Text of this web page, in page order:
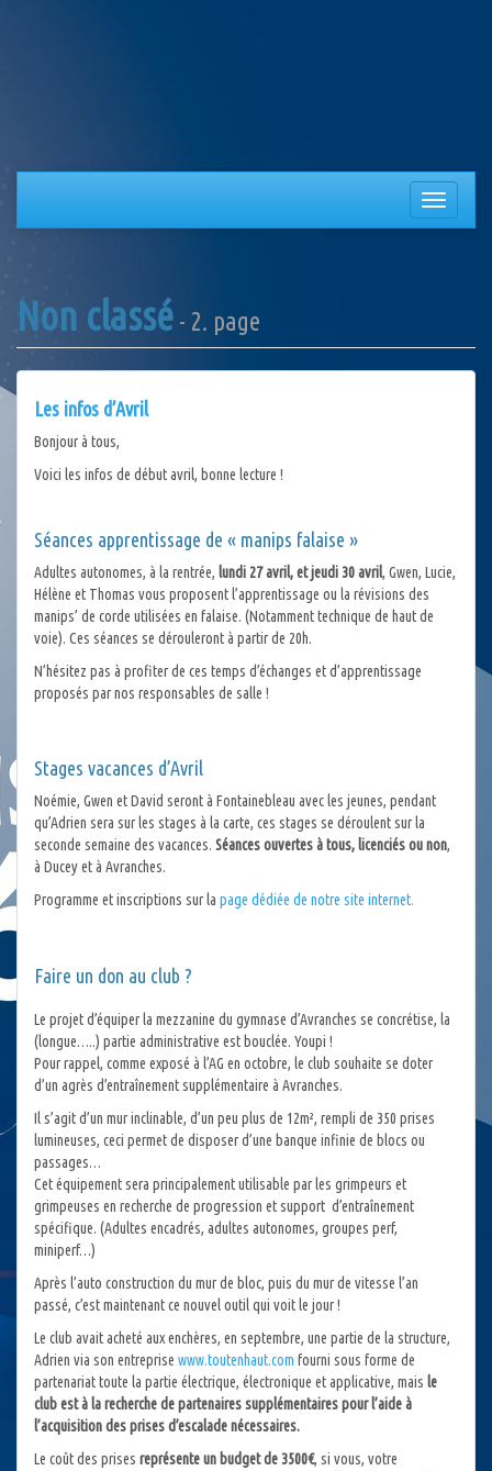
Afficher/
la
Non classé - 2. page
Les infos d’Avril
Bonjour à tous,
Voici les infos de début avril, bonne lecture !
Séances apprentissage de « manips falaise »
Adultes autonomes, à la rentrée, lundi 27 avril, et jeudi 30 avril, Gwen, Lucie,
Hélène et Thomas vous proposent l’apprentissage ou la révisions des
manips’ de corde utilisées en falaise. (Notamment technique de haut de
voie). Ces séances se dérouleront à partir de 20h.
N’hésitez pas à profiter de ces temps d’échanges et d’apprentissage
proposés par nos responsables de salle !
Stages vacances d’Avril
Noémie, Gwen et David seront à Fontainebleau avec les jeunes, pendant
qu’Adrien sera sur les stages à la carte, ces stages se déroulent sur la
seconde semaine des vacances. Séances ouvertes à tous, licenciés ou non,
à Ducey et à Avranches.
Programme et inscriptions sur la page dédiée de notre site internet.
Faire un don au club ?
Le projet d’équiper la mezzanine du gymnase d’Avranches se concrétise, la
(longue…..) partie administrative est bouclée. Youpi !
Pour rappel, comme exposé à l’AG en octobre, le club souhaite se doter
d’un agrès d’entraînement supplémentaire à Avranches.
Il s’agit d’un mur inclinable, d’un peu plus de 12m², rempli de 350 prises
lumineuses, ceci permet de disposer d’une banque infinie de blocs ou
passages…
Cet équipement sera principalement utilisable par les grimpeurs et
grimpeuses en recherche de progression et support d’entraînement
spécifique. (Adultes encadrés, adultes autonomes, groupes perf,
miniperf…)
Après l’auto construction du mur de bloc, puis du mur de vitesse l’an
passé, c’est maintenant ce nouvel outil qui voit le jour !
Le club avait acheté aux enchères, en septembre, une partie de la structure,
Adrien via son entreprise www.toutenhaut.com fourni sous forme de
partenariat toute la partie électrique, électronique et applicative, mais le
club est à la recherche de partenaires supplémentaires pour l’aide à
l’acquisition des prises d’escalade nécessaires.
Le coût des prises représente un budget de 3500€, si vous, votre